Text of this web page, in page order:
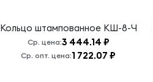
Кольцо штампованное КШ-8-Ч
Ср. цена:3 444.14 ₽
Ср. опт. цена:1 722.07 ₽